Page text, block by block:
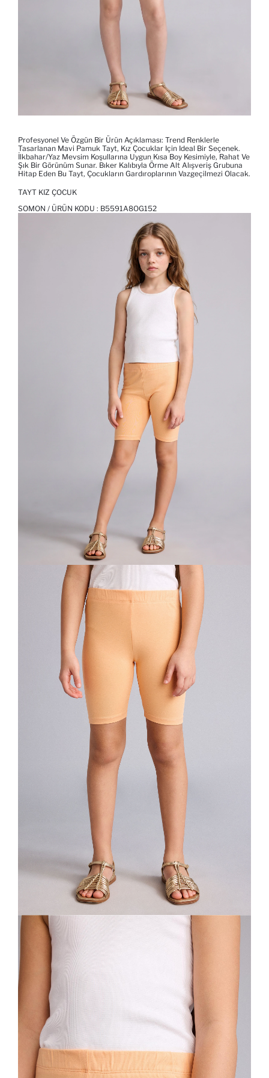
Profesyonel Ve Özgün Bir Ürün Açıklaması: Trend Renklerle
Tasarlanan Mavi Pamuk Tayt, Kız Çocuklar Için Ideal Bir Seçenek.
İlkbahar/Yaz Mevsim Koşullarına Uygun Kısa Boy Kesimiyle, Rahat Ve
Şık Bir Görünüm Sunar. Bıker Kalıbıyla Örme Alt Alışveriş Grubuna
Hitap Eden Bu Tayt, Çocukların Gardıroplarının Vazgeçilmezi Olacak.
TAYT KIZ ÇOCUK
SOMON / ÜRÜN KODU : B5591A8OG152